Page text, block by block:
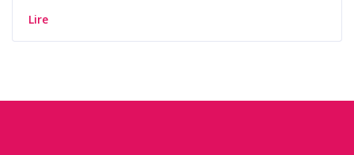
Lire